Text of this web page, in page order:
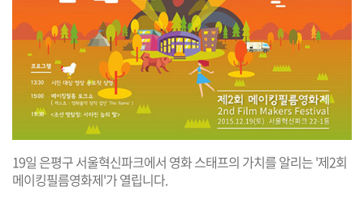
19일 은평구 서울혁신파크에서 영화 스태프의 가치를 알리는 '제2회
메이킹필름영화제'가 열립니다.